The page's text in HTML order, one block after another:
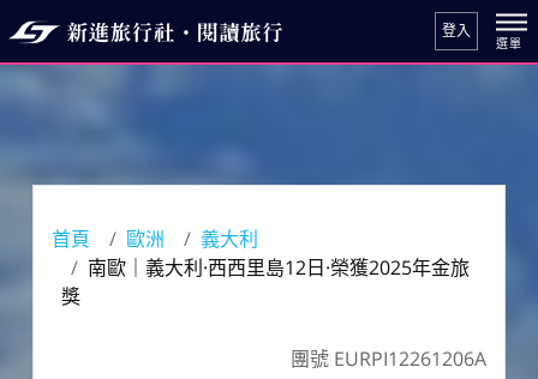
登入
首頁 歐洲
義大利
南歐｜義大利·西西里島12日·榮獲2025年金旅
獎
團號 EURPI12261206A